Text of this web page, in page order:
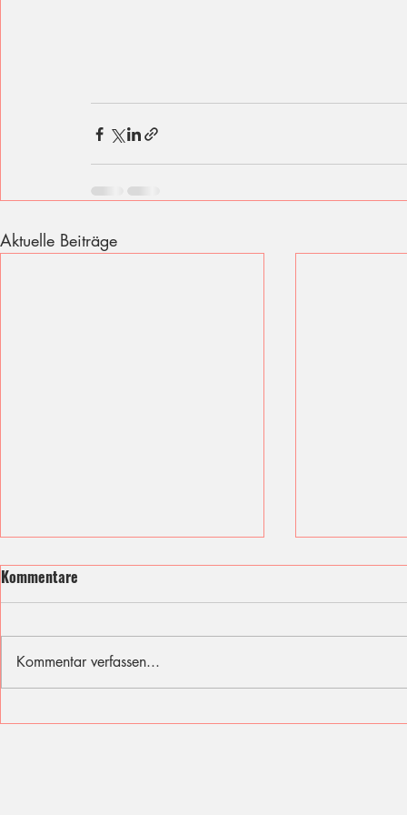
Aktuelle Beiträge
Ich fühle mit den Opfern des
Sommer,
Kommentare
Kommentar verfassen...